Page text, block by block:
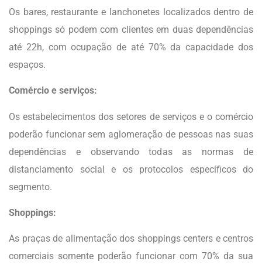
Os bares, restaurante e lanchonetes localizados dentro de
shoppings só podem com clientes em duas dependências
até 22h, com ocupação de até 70% da capacidade dos
espaços.
Comércio e serviços:
Os estabelecimentos dos setores de serviços e o comércio
poderão funcionar sem aglomeração de pessoas nas suas
dependências e observando todas as normas de
distanciamento social e os protocolos específicos do
segmento.
Shoppings:
As praças de alimentação dos shoppings centers e centros
comerciais somente poderão funcionar com 70% da sua